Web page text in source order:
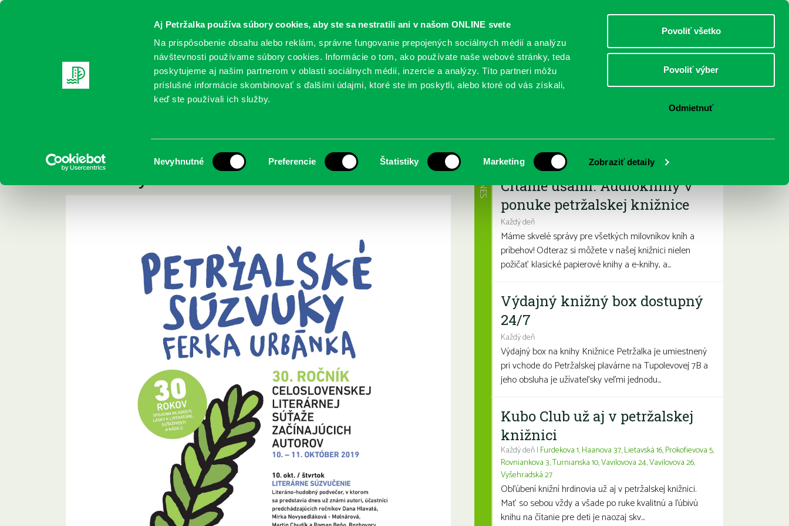
Aj Petržalka používa súbory cookies, aby ste sa nestratili ani v našom ONLINE svete
Na prispôsobenie obsahu alebo reklám, správne fungovanie prepojených sociálnych médií a analýzu
návštevnosti používame súbory cookies. Informácie o tom, ako používate naše webové stránky, teda
poskytujeme aj našim partnerom v oblasti sociálnych médií, inzercie a analýzy. Títo partneri môžu
príslušné informácie skombinovať s ďalšími údajmi, ktoré ste im poskytli, alebo ktoré od vás získali,
keď ste používali ich služby.
súhlasu
Nevyhnutné Preferencie Štatistiky Marketing Zobraziť detaily
Povoliť všetko
Povoliť výber
Odmietnuť
DOSPELÍ
REGISTRUJTE SA ONLINE KATALÓGY SLUŽBY PODUJATIA POBOČKY O KNIŽNICI
Petržalské súzvuky Ferka Urbánka
2019- vyhlásenie víťazov
Najbližšie podujatia
Čítame ušami. Audioknihy v
ponuke petržalskej knižnice
Každý deň
Máme skvelé správy pre všetkých milovníkov kníh a
príbehov! Odteraz si môžete v našej knižnici nielen
požičať klasické papierové knihy a e-knihy, a...
DNES
Výdajný knižný box dostupný
24/7
Každý deň
Výdajný box na knihy Knižnice Petržalka je umiestnený
pri vchode do Petržalskej plavárne na Tupolevovej 7B a
jeho obsluha je užívateľsky veľmi jednodu...
Kubo Club už aj v petržalskej
knižnici
Každý deň | Furdekova 1,Haanova 37,Lietavská 16,Prokofievova 5,
Rovniankova 3,Turnianska 10,Vavilovova 24,Vavilovova 26,
Vyšehradská 27
Obľúbení knižní hrdinovia už aj v petržalskej knižnici.
Mať so sebou vždy a všade po ruke kvalitnú a ľúbivú
knihu na čítanie pre deti je naozaj skv...